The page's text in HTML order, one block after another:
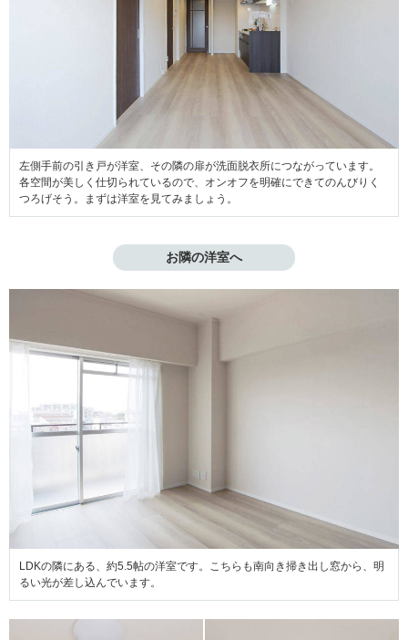
左側手前の引き戸が洋室、その隣の扉が洗面脱衣所につながっています。
各空間が美しく仕切られているので、オンオフを明確にできてのんびりく
つろげそう。まずは洋室を見てみましょう。
お隣の洋室へ
LDKの隣にある、約5.5帖の洋室です。こちらも南向き掃き出し窓から、明
るい光が差し込んでいます。